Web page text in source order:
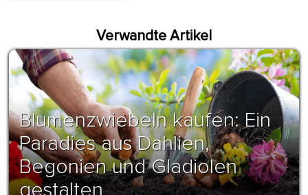
Verwandte Artikel
Blumenzwiebeln kaufen: Ein
Paradies aus Dahlien,
Begonien und Gladiolen
gestalten